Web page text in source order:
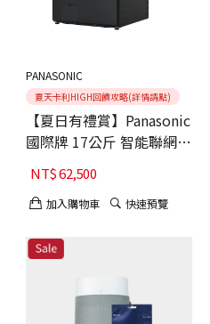
PANASONIC
夏天卡利HIGH回饋攻略(詳情請點)
【夏日有禮賞】Panasonic
國際牌 17公斤 智能聯網系
列 變頻溫水 熱泵式滾筒洗
衣機 NA-V170RPH-K 舊機
回收+基本安裝
NT$62,500
加入購物車 快速預覽